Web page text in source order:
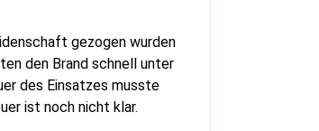
gezogen wurden
den Brand schnell unter
des Einsatzes musste
ist noch nicht klar.